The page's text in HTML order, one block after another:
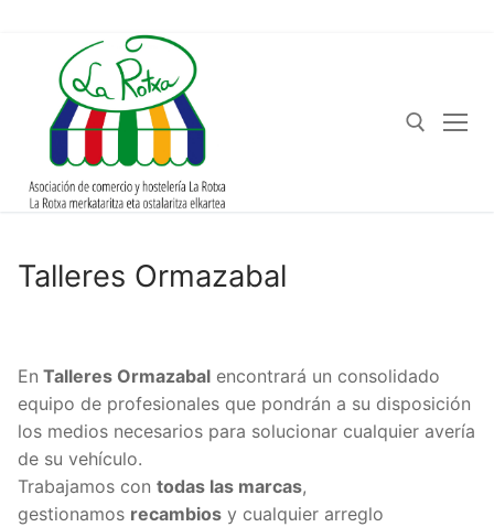
Talleres Ormazabal
En Talleres Ormazabal encontrará un consolidado
equipo de profesionales que pondrán a su disposición
los medios necesarios para solucionar cualquier avería
de su vehículo.
Trabajamos con todas las marcas,
gestionamos recambios y cualquier arreglo